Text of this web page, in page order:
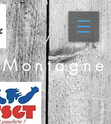
Montagne